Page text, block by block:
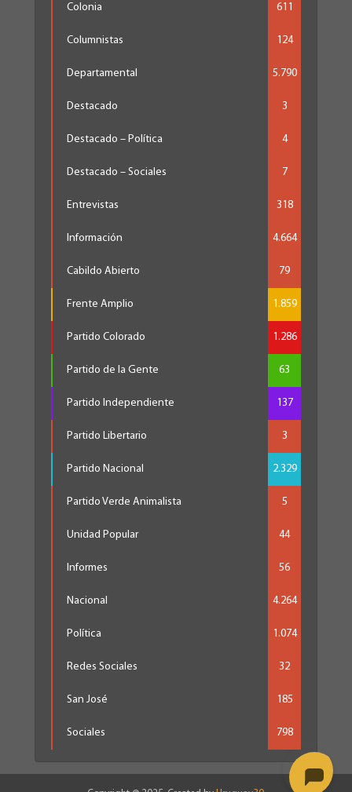
Colonia 611
Columnistas 124
Departamental 5.790
Destacado 3
Destacado – Política 4
Destacado – Sociales 7
Entrevistas 318
Información 4.664
Cabildo Abierto 79
Frente Amplio 1.859
Partido Colorado 1.286
Partido de la Gente 63
Partido Independiente 137
Partido Libertario 3
Partido Nacional 2.329
Partido Verde Animalista 5
Unidad Popular 44
Informes 56
Nacional 4.264
Política 1.074
Redes Sociales 32
San José 185
Sociales 798